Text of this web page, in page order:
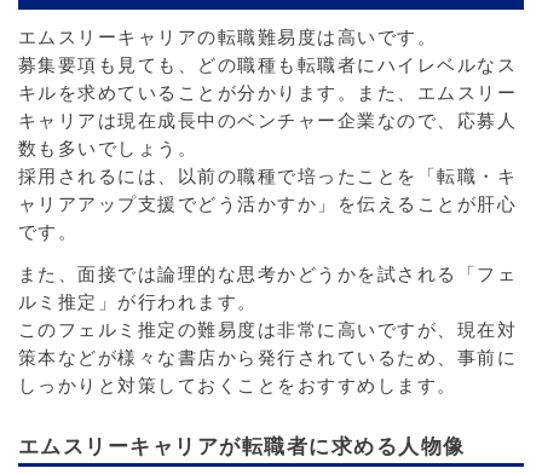
エムスリーキャリアの転職難易度は高いです。
募集要項も見ても、どの職種も転職者にハイレベルなス
キルを求めていることが分かります。また、エムスリー
キャリアは現在成長中のベンチャー企業なので、応募人
数も多いでしょう。
採用されるには、以前の職種で培ったことを「転職・キ
ャリアアップ支援でどう活かすか」を伝えることが肝心
です。
また、面接では論理的な思考かどうかを試される「フェ
ルミ推定」が行われます。
このフェルミ推定の難易度は非常に高いですが、現在対
策本などが様々な書店から発行されているため、事前に
しっかりと対策しておくことをおすすめします。
エムスリーキャリアが転職者に求める人物像